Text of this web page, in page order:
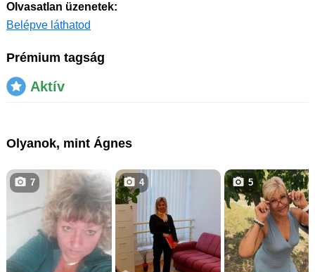
Olvasatlan üzenetek:
Belépve láthatod
Prémium tagság
Aktív
Olyanok, mint Ágnes
7 4 5